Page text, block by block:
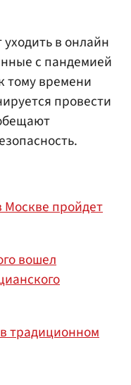
в онлайн
с пандемией
тому времени
провести
пройдет
вошел
традиционном